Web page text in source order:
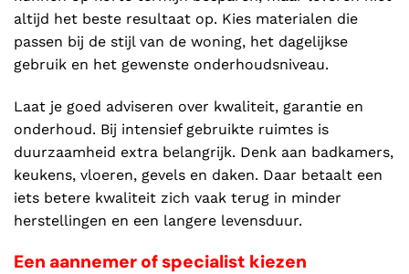
altijd het beste resultaat op. Kies materialen die
passen bij de stijl van de woning, het dagelijkse
gebruik en het gewenste onderhoudsniveau.
Laat je goed adviseren over kwaliteit, garantie en
onderhoud. Bij intensief gebruikte ruimtes is
duurzaamheid extra belangrijk. Denk aan badkamers,
keukens, vloeren, gevels en daken. Daar betaalt een
iets betere kwaliteit zich vaak terug in minder
herstellingen en een langere levensduur.
Een aannemer of specialist kiezen